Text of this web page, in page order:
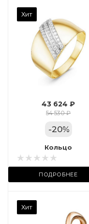
Хит
43 624 ₽
54 530 ₽
-20%
Кольцо
ПОДРОБНЕЕ
Вес драгметалла
Марка (бренд)
Дельта
Фианит
Цвет золота
КРАС
Местоположение:
ТРЦ «Арена»
Хит
Фианит